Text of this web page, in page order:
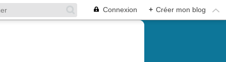
Connexion + Créer mon blog